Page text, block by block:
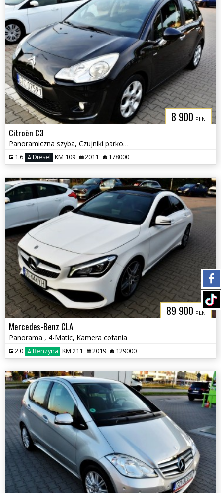
8 900 PLN
Citroën C3
Panoramiczna szyba, Czujniki parkowania, Klimatyzacja
1.6 Diesel KM 109 2011 178000
89 900 PLN
Mercedes-Benz CLA
Panorama , 4-Matic, Kamera cofania
2.0 Benzyna KM 211 2019 129000